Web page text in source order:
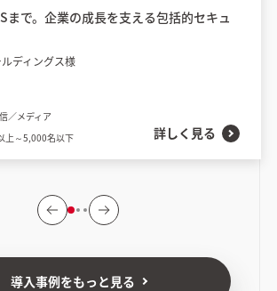
まで。企業の成長を支える包括的セキュ
ディングス様
／メディア
上～5,000名以下 詳しく見る
導入事例をもっと見る